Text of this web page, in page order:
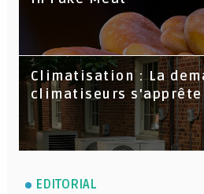
Climatisation : La
climatiseurs
EDITORIAL